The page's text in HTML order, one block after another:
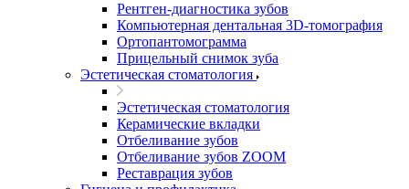
Рентген-диагностика зубов
Компьютерная дентальная 3D-томография
Ортопантомограмма
Прицельный снимок зуба
Эстетическая стоматология
Эстетическая стоматология
Керамические вкладки
Отбеливание зубов
Отбеливание зубов ZOOM
Реставрация зубов